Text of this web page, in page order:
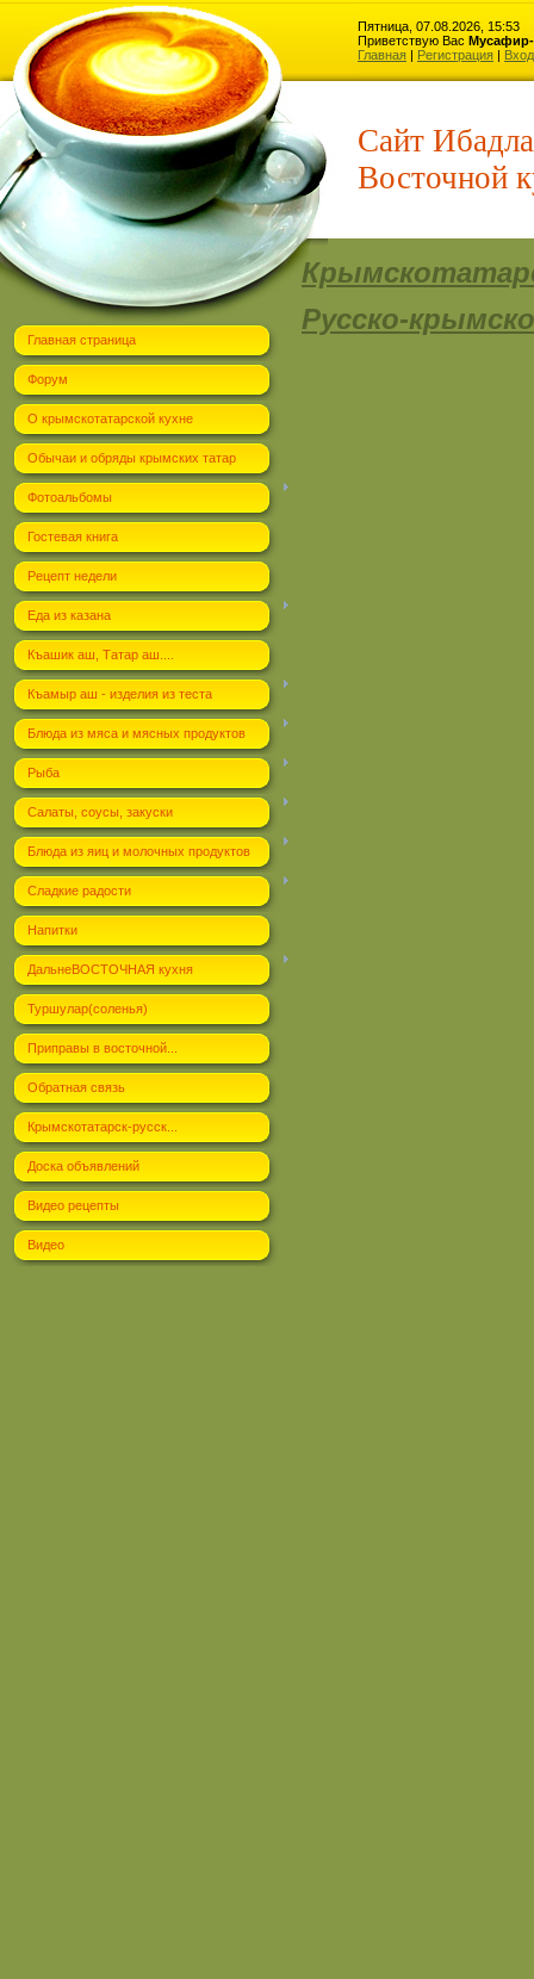
Пятница, 07.08.2026, 15:53
Приветствую Вас Мусафир-
Главная | Регистрация | Вход
Сайт
Восточной
Главная страница
Форум
О крымскотатарской кухне
Обычаи и обряды крымских татар
Фотоальбомы
Гостевая книга
Рецепт недели
Еда из казана
Къашик аш, Татар аш....
Къамыр аш - изделия из теста
Блюда из мяса и мясных продуктов
Рыба
Салаты, соусы, закуски
Блюда из яиц и молочных продуктов
Сладкие радости
Напитки
ДальнеВОСТОЧНАЯ кухня
Туршулар(соленья)
Приправы в восточной...
Обратная связь
Крымскотатарск-русск...
Доска объявлений
Видео рецепты
Видео
Русско-